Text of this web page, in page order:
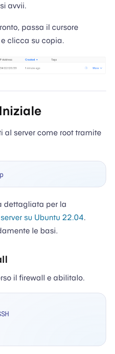
avvii.
passa il cursore
e clicca su copia.
al server come root tramite
dettagliata per la
su Ubuntu 22.04.
le basi.
il firewall e abilitalo.